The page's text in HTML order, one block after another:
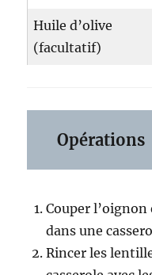
Huile d’olive
(facultatif)
Opérations
Couper
dans une
Rincer les